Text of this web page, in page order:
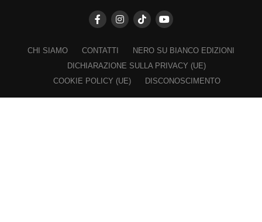
CHI SIAMO CONTATTI
NERO SU BIANCO EDIZIONI
DICHIARAZIONE SULLA PRIVACY (UE)
COOKIE POLICY (UE)
DISCONOSCIMENTO